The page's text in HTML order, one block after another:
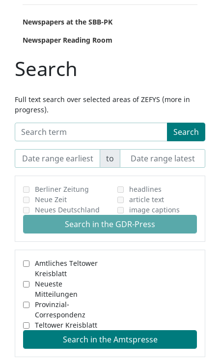
Newspapers at the SBB-PK
Newspaper Reading Room
Search
Full text search over selected areas of ZEFYS (more in
progress).
Search
to
Berliner Zeitung
Neue Zeit
Neues Deutschland
headlines
article text
image captions
Search in the GDR-Press
Amtliches Teltower
Kreisblatt
Neueste
Mitteilungen
Provinzial-
Correspondenz
Teltower Kreisblatt
Search in the Amtspresse